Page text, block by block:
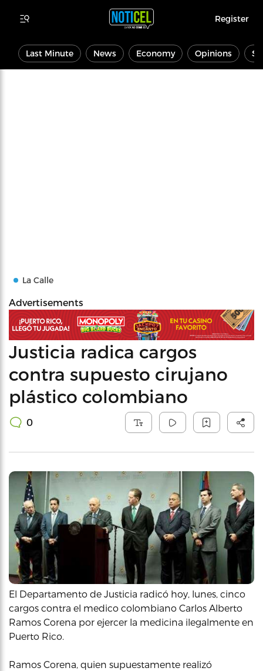
Register
Last Minute News Economy Opinions
La Calle
Advertisements
Justicia radica cargos
contra supuesto cirujano
plástico colombiano
0
El Departamento de Justicia radicó hoy, lunes, cinco
cargos contra el medico colombiano Carlos Alberto
Ramos Corena por ejercer la medicina ilegalmente en
Puerto Rico.
Ramos Corena, quien supuestamente realizó